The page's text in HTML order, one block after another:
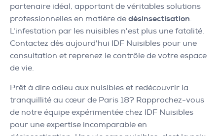
partenaire idéal, apportant de véritables solutions
professionnelles en matière de désinsectisation.
L'infestation par les nuisibles n'est plus une fatalité.
Contactez dès aujourd'hui IDF Nuisibles pour une
consultation et reprenez le contrôle de votre espace
de vie.
Prêt à dire adieu aux nuisibles et redécouvrir la
tranquillité au cœur de Paris 18? Rapprochez-vous
de notre équipe expérimentée chez IDF Nuisibles
pour une expertise incomparable en